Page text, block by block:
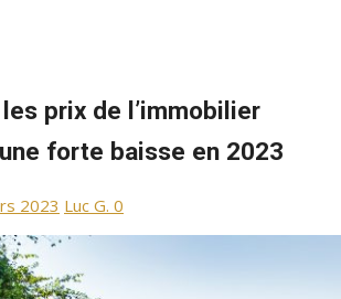
prix de l’immobilier
forte baisse en 2023
2023 Auteur/autrice
Luc G. 0